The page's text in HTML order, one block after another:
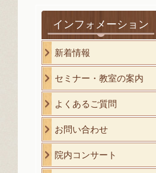
インフォメーション
新着情報
セミナー・教室の案内
よくあるご質問
お問い合わせ
院内コンサート